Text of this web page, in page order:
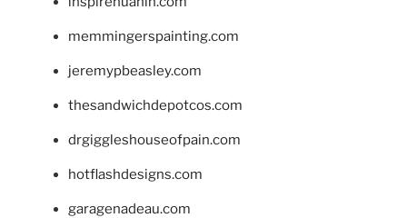
memmingerspainting.com
jeremypbeasley.com
thesandwichdepotcos.com
drgiggleshouseofpain.com
hotflashdesigns.com
garagenadeau.com